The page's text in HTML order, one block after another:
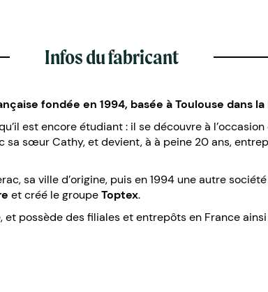
Infos du fabricant
fondée en 1994, basée à Toulouse dans la
est encore étudiant : il se découvre à
sœur Cathy, et devient, à à peine 20 ans,
sa ville d’origine, puis en 1994 une autre
et créé le groupeToptex.
et possède des filiales et entrepôts en France